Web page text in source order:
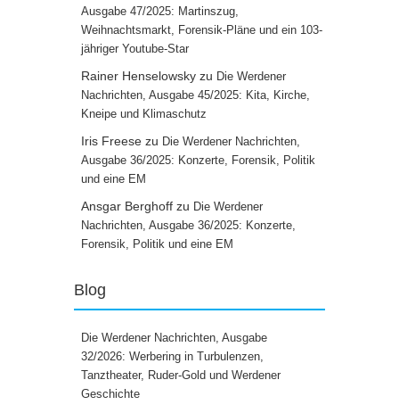
Ausgabe 47/2025: Martinszug,
Weihnachtsmarkt, Forensik-Pläne und ein 103-
jähriger Youtube-Star
Rainer Henselowsky zu Die Werdener
Nachrichten, Ausgabe 45/2025: Kita, Kirche,
Kneipe und Klimaschutz
Iris Freese zu Die Werdener Nachrichten,
Ausgabe 36/2025: Konzerte, Forensik, Politik
und eine EM
Ansgar Berghoff zu Die Werdener
Nachrichten, Ausgabe 36/2025: Konzerte,
Forensik, Politik und eine EM
Blog
Die Werdener Nachrichten, Ausgabe
32/2026: Werbering in Turbulenzen,
Tanztheater, Ruder-Gold und Werdener
Geschichte